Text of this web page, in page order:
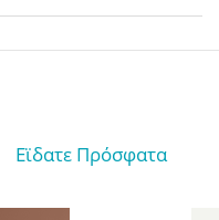
Εϊδατε Πρόσφατα